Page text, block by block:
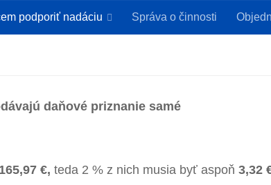
podporiť nadáciu Správa o činnosti
daňové priznanie samé
€, teda 2 % z nich musia byť aspoň 3,32